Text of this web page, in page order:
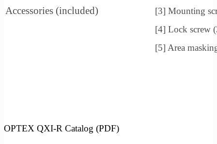
Accessories (included)
[3] Mounting
[4] Lock
[5] Area
OPTEX QXI-R Catalog (PDF)